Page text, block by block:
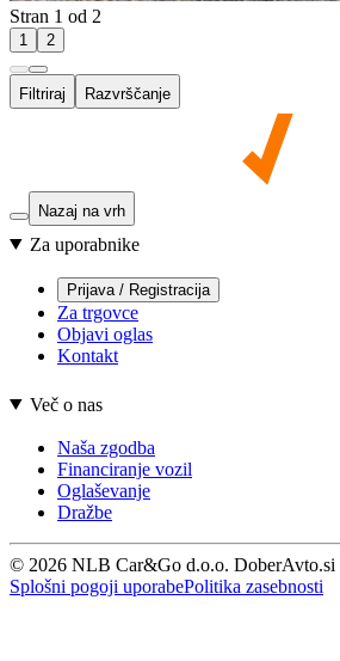
Stran 1 od 2
1 2
Filtriraj Razvrščanje
Nazaj na vrh
Za uporabnike
Prijava / Registracija
Za trgovce
Objavi oglas
Kontakt
Več o nas
Naša zgodba
Financiranje vozil
Oglaševanje
Dražbe
© 2026 NLB Car&Go d.o.o. DoberAvto.si
Splošni pogoji uporabePolitika zasebnosti